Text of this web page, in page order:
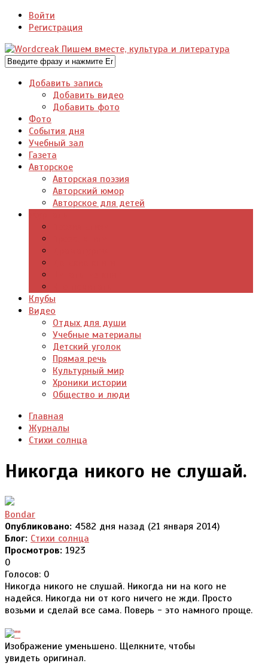
Войти
Регистрация
Добавить запись
Добавить видео
Добавить фото
Фото
События дня
Учебный зал
Газета
Авторское
Авторская поэзия
Авторский юмор
Авторское для детей
Клубы
Видео
Отдых для души
Учебные материалы
Детский уголок
Прямая речь
Культурный мир
Хроники истории
Общество и люди
Главная
Журналы
Стихи солнца
Никогда никого не слушай.
Bondar
Опубликовано: 4582 дня назад (21 января 2014)
Блог: Стихи солнца
Просмотров: 1923
0
Голосов: 0
Никогда никого не слушай. Никогда ни на кого не
надейся. Никогда ни от кого ничего не жди. Просто
возьми и сделай все самa. Поверь - это намного проще.
Изображение уменьшено. Щелкните, чтобы
увидеть оригинал.